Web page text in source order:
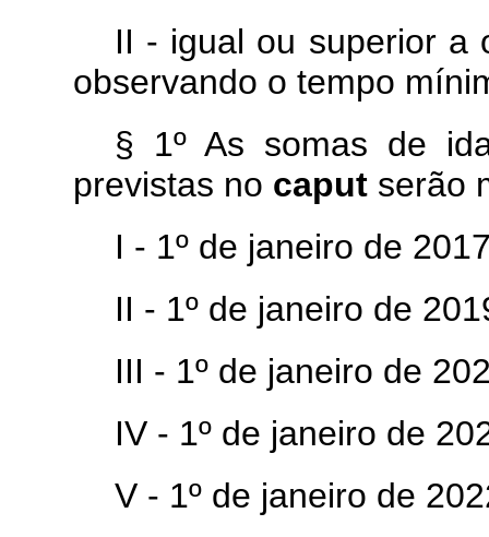
II - igual ou superior a
observando o tempo
§ 1º As somas de
previstas no caput serão
I - 1º de janeiro de
II - 1º de janeiro de
III - 1º de janeiro de
IV - 1º de janeiro de
V - 1º de janeiro de